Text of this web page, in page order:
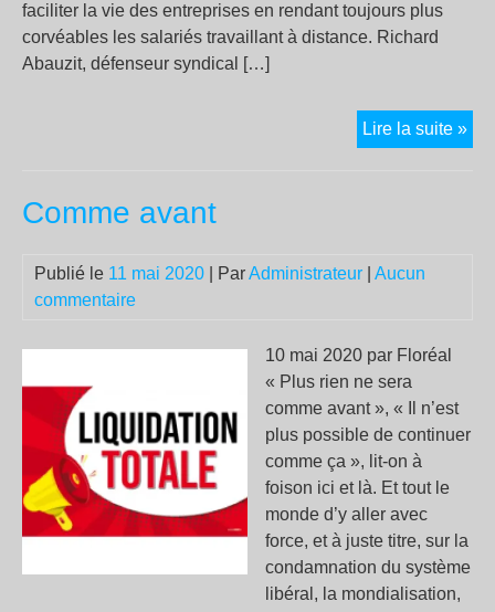
faciliter la vie des entreprises en rendant toujours plus
corvéables les salariés travaillant à distance. Richard
Abauzit, défenseur syndical […]
Lire la suite »Je
Comme avant
Publié le 11 mai 2020 | ParAdministrateur
Aucun
commentaire
10 mai 2020 par Floréal
« Plus rien ne sera
comme avant », « Il n’est
plus possible de continuer
comme ça », lit-on à
foison ici et là. Et tout le
monde d’y aller avec
force, et à juste titre, sur la
condamnation du système
libéral, la mondialisation,